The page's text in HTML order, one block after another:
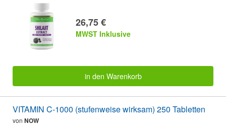
26,75 €
MWST Inklusive
in den Warenkorb
VITAMIN C-1000 (stufenweise wirksam) 250 Tabletten
von NOW